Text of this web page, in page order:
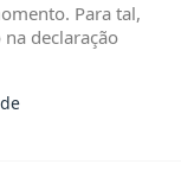
Para tal,
declaração